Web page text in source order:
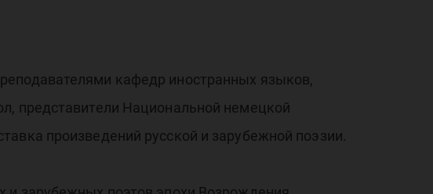
кафедр иностранных языков,
представители Национальной немецкой
произведений русской и зарубежной поэзии.